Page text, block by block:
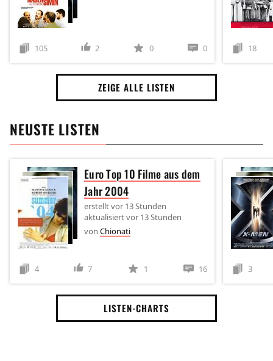
105 2 0 0 18
ZEIGE ALLE LISTEN
NEUSTE LISTEN
Euro Top 10 Filme aus dem
Jahr 2004
erstelltvor 13 Stunden
aktualisiertvor 13 Stunden
von Chionati
4 7 1 16 3
LISTEN-CHARTS